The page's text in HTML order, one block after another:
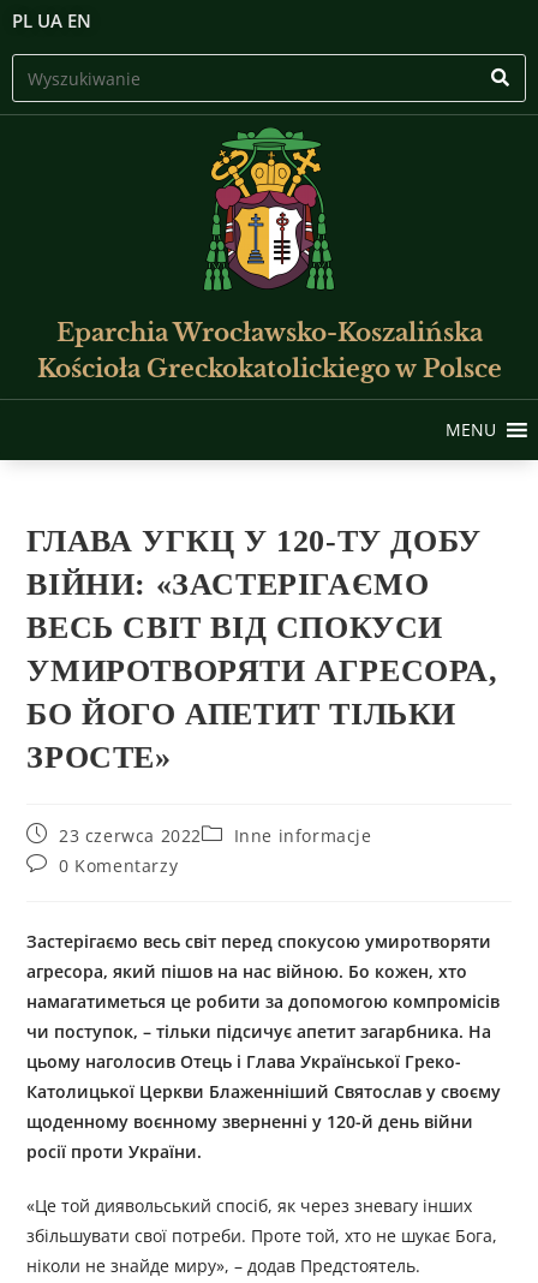
PL UA EN
Eparchia Wrocławsko-Koszalińska
Kościoła Greckokatolickiego w Polsce
MENU
ГЛАВА УГКЦ У 120-ТУ ДОБУ
ВІЙНИ: «ЗАСТЕРІГАЄМО
ВЕСЬ СВІТ ВІД СПОКУСИ
УМИРОТВОРЯТИ АГРЕСОРА,
БО ЙОГО АПЕТИТ ТІЛЬКИ
ЗРОСТЕ»
23 czerwca 2022
Inne informacje
0 Komentarzy
Застерігаємо весь світ перед спокусою умиротворяти
агресора, який пішов на нас війною. Бо кожен, хто
намагатиметься це робити за допомогою компромісів
чи поступок, – тільки підсичує апетит загарбника. На
цьому наголосив Отець і Глава Української Греко-
Католицької Церкви Блаженніший Святослав у своєму
щоденному воєнному зверненні у 120-й день війни
росії проти України.
«Це той диявольський спосіб, як через зневагу інших
збільшувати свої потреби. Проте той, хто не шукає Бога,
ніколи не знайде миру», – додав Предстоятель.